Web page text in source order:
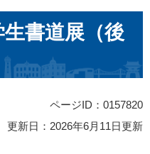
書道展（後
ページID：0157820
更新日：2026年6月11日更新